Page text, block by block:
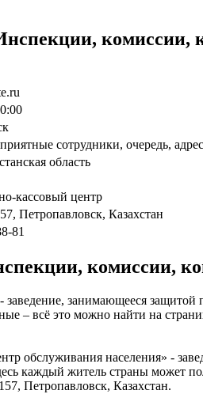
комиссии,
сотрудники, очередь,
область
кассовый центр
Петропавловск, Казахстан
81
комиссии,
занимающееся
– всё это можно найти на
обслуживания населения» -
каждый житель страны
Петропавловск, Казахстан.